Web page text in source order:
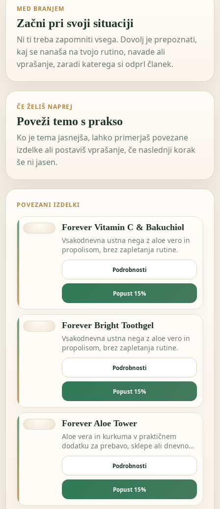
MED BRANJEM
Začni pri svoji situaciji
Ni ti treba zapomniti vsega. Dovolj je prepoznati,
kaj se nanaša na tvojo rutino, navade ali
vprašanje, zaradi katerega si odprl članek.
ČE ŽELIŠ NAPREJ
Poveži temo s prakso
Ko je tema jasnejša, lahko primerjaš povezane
izdelke ali postaviš vprašanje, če naslednji korak
še ni jasen.
POVEZANI IZDELKI
Forever Vitamin C & Bakuchiol
Vsakodnevna ustna nega z aloe vero in
propolisom, brez zapletanja rutine.
Podrobnosti
Popust 15%
Forever Bright Toothgel
Vsakodnevna ustna nega z aloe vero in
propolisom, brez zapletanja rutine.
Podrobnosti
Popust 15%
Forever Aloe Tower
Aloe vera in kurkuma v praktičnem
dodatku za prebavo, sklepe ali dnevno
ravnovesje.
Podrobnosti
Popust 15%